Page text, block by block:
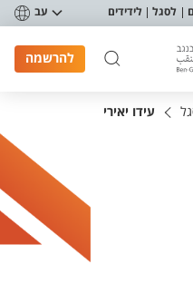
לסגל לידידים עב
להרשמה
עידו יאירי